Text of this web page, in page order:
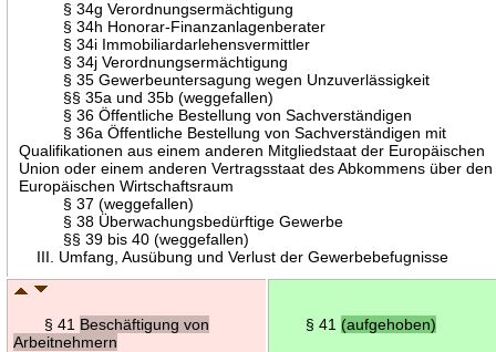
§ 34g Verordnungsermächtigung
§ 34h Honorar-Finanzanlagenberater
§ 34i Immobiliardarlehensvermittler
§ 34j Verordnungsermächtigung
§ 35 Gewerbeuntersagung wegen Unzuverlässigkeit
§§ 35a und 35b (weggefallen)
§ 36 Öffentliche Bestellung von Sachverständigen
§ 36a Öffentliche Bestellung von Sachverständigen mit
Qualifikationen aus einem anderen Mitgliedstaat der Europäischen
Union oder einem anderen Vertragsstaat des Abkommens über den
Europäischen Wirtschaftsraum
§ 37 (weggefallen)
§ 38 Überwachungsbedürftige Gewerbe
§§ 39 bis 40 (weggefallen)
III. Umfang, Ausübung und Verlust der Gewerbebefugnisse
§ 41 Beschäftigung von
Arbeitnehmern
§ 41 (aufgehoben)